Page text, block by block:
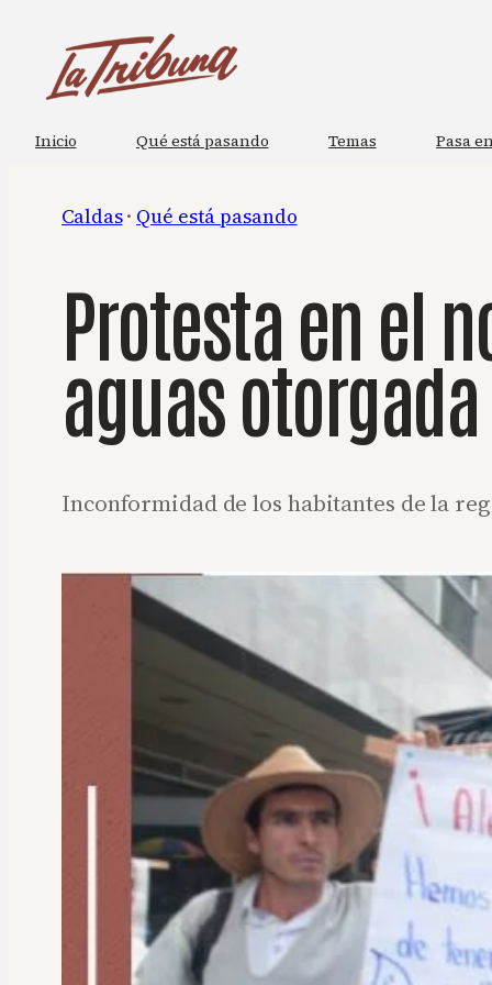
contenido
Inicio Qué está pasando Temas Pasa
Caldas · Qué está pasando
Protesta en el
aguas
Inconformidad de los habitantes de la